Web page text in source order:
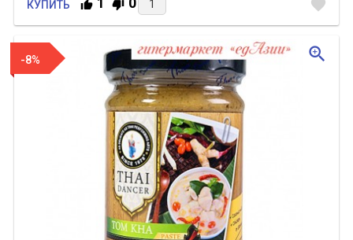
КУПИТЬ favorite
-8% zoom_in